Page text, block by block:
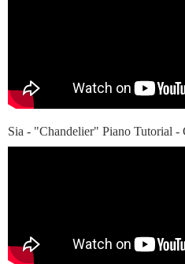
Sia - "Chandelier" Piano Tutorial